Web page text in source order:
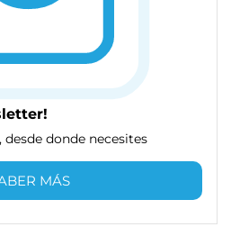
desde donde necesites
MÁS